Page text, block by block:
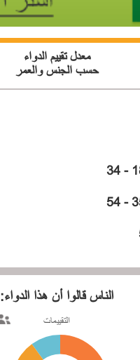
معدل تقييم الدواء
حسب الجنس والعمر
الناس قالوا أن هذا الدواء:
التقييمات